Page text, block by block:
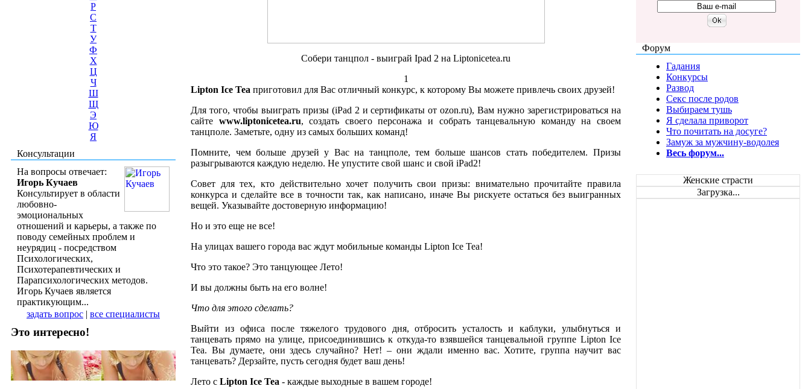
Р
С
Т
У
Ф
Х
Ц
Ч
Ш
Щ
Э
Ю
Я
Консультации
На вопросы отвечает:
Игорь Кучаев
Консультирует в области
любовно-
эмоциональных
отношений и карьеры, а также по
поводу семейных проблем и
неурядиц - посредством
Психологических,
Психотерапевтических и
Парапсихологических методов.
Игорь Кучаев является
практикующим...
задать вопрос | все специалисты
Это интересно!
Собери танцпол - выиграй Ipad 2 на Liptonicetea.ru
1
Lipton Ice Tea приготовил для Вас отличный конкурс, к которому Вы можете привлечь своих друзей!
Для того, чтобы выиграть призы (iPad 2 и сертификаты от ozon.ru), Вам нужно зарегистрироваться на
сайте www.liptonicetea.ru, создать своего персонажа и собрать танцевальную команду на своем
танцполе. Заметьте, одну из самых больших команд!
Помните, чем больше друзей у Вас на танцполе, тем больше шансов стать победителем. Призы
разыгрываются каждую неделю. Не упустите свой шанс и свой iPad2!
Совет для тех, кто действительно хочет получить свои призы: внимательно прочитайте правила
конкурса и сделайте все в точности так, как написано, иначе Вы рискуете остаться без выигранных
вещей. Указывайте достоверную информацию!
Но и это еще не все!
На улицах вашего города вас ждут мобильные команды Lipton Ice Tea!
Что это такое? Это танцующее Лето!
И вы должны быть на его волне!
Что для этого сделать?
Выйти из офиса после тяжелого трудового дня, отбросить усталость и каблуки, улыбнуться и
танцевать прямо на улице, присоединившись к откуда-то взявшейся танцевальной группе Lipton Ice
Tea. Вы думаете, они здесь случайно? Нет! – они ждали именно вас. Хотите, группа научит вас
танцевать? Дерзайте, пусть сегодня будет ваш день!
Лето с Lipton Ice Tea - каждые выходные в вашем городе!
Форум
Гадания
Конкурсы
Развод
Секс после родов
Выбираем тушь
Я сделала приворот
Что почитать на досуге?
Замуж за мужчину-водолея
Весь форум...
Женские страсти
Загрузка...